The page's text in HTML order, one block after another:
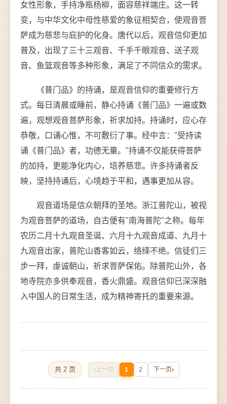
女性形象，手持净瓶杨柳，面容慈祥端庄。这一转
变，与中华文化中母性慈爱的象征相契合，使观音菩
萨成为慈悲与庇护的化身。唐代以后，观音信仰更加
普及，出现了三十三观音、千手千眼观音、送子观
音、鱼篮观音等多种形象，满足了不同信众的需求。
《普门品》的持诵，是观音信仰的重要修行方
式。每日清晨或睡前，静心持诵《普门品》一遍或数
遍，观想观音菩萨形象，祈求加持。持诵时，应心存
恭敬，口诵心惟，不可敷衍了事。经中言："受持读
诵《普门品》者，功德无量。"持诵不仅能获得菩萨
的加持，更能净化内心，培养慈悲。许多持诵者反
映，坚持持诵后，心境趋于平和，遇事更加从容。
观音道场是信众朝拜的圣地。浙江普陀山，被视
为观音菩萨的道场，自古便有"南海普陀"之称。每年
农历二月十九观音圣诞、六月十九观音成道、九月十
九观音出家，普陀山香客如云，络绎不绝。信徒们三
步一拜，虔诚朝山，祈求菩萨保佑。除普陀山外，各
地寺院亦多供奉观音，香火鼎盛。观音信仰已深深融
入中国人的日常生活，成为精神寄托的重要来源。
共 2 页 上一页 1 2 下一页